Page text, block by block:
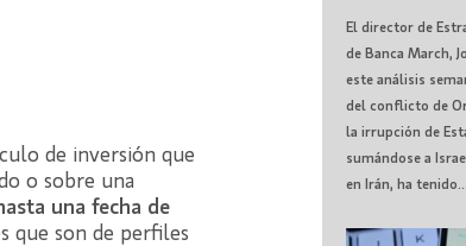
de inversión que
o sobre una
una fecha de
que son de perfiles
El director de
de Banca March,
este análisis
del conflicto de
la irrupción de
sumándose a
en Irán, ha tenido...